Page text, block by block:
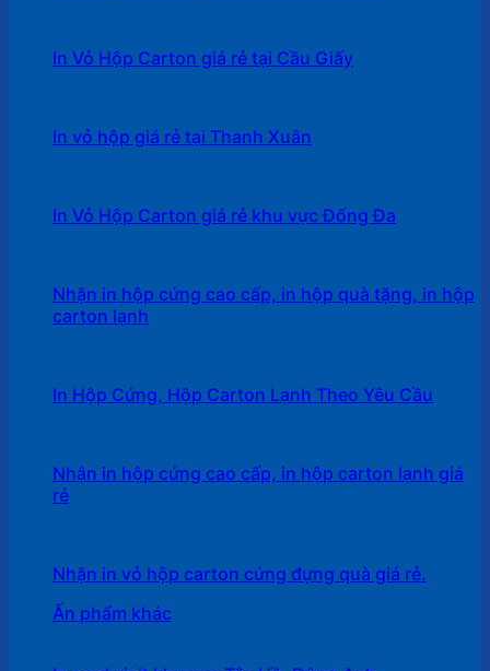
In Vỏ Hộp Carton giá rẻ tại Cầu Giấy
In vỏ hộp giá rẻ tại Thanh Xuân
In Vỏ Hộp Carton giá rẻ khu vực Đống Đa
Nhận in hộp cứng cao cấp, in hộp quà tặng, in hộp
carton lạnh
In Hộp Cứng, Hộp Carton Lạnh Theo Yêu Cầu
Nhận in hộp cứng cao cấp, in hộp carton lạnh giá
rẻ
Nhận in vỏ hộp carton cứng đựng quà giá rẻ.
Ấn phẩm khác